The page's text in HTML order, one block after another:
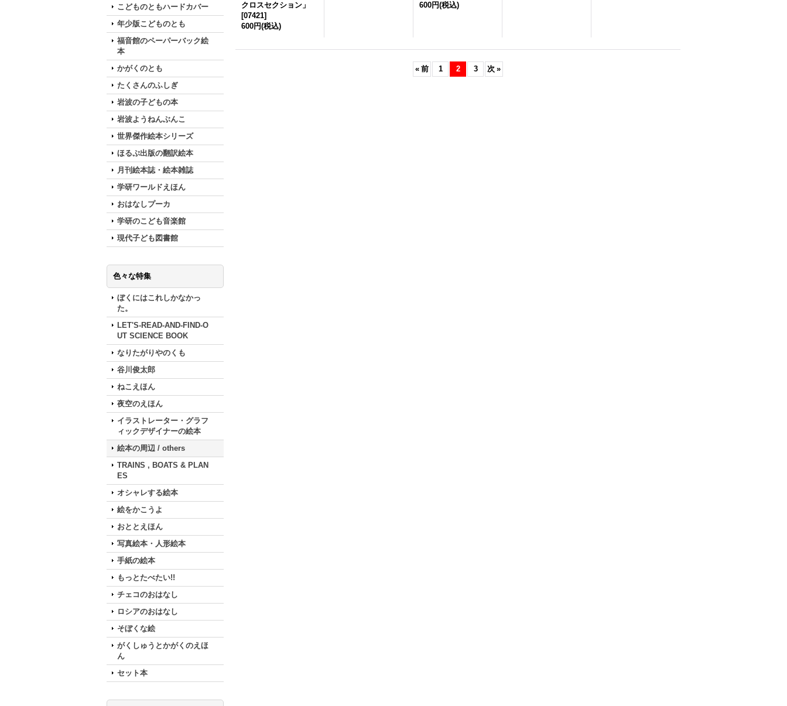
こどものともハードカバー
年少版こどものとも
福音館のペーパーバック絵
本
かがくのとも
たくさんのふしぎ
岩波の子どもの本
岩波ようねんぶんこ
世界傑作絵本シリーズ
ほるぷ出版の翻訳絵本
月刊絵本誌・絵本雑誌
学研ワールドえほん
おはなしプーカ
学研のこども音楽館
現代子ども図書館
色々な特集
ぼくにはこれしかなかっ
た。
LET'S-READ-AND-FIND-O
UT SCIENCE BOOK
なりたがりやのくも
谷川俊太郎
ねこえほん
夜空のえほん
イラストレーター・グラフ
ィックデザイナーの絵本
絵本の周辺 / others
TRAINS , BOATS & PLAN
ES
オシャレする絵本
絵をかこうよ
おととえほん
写真絵本・人形絵本
手紙の絵本
もっとたべたい!!
チェコのおはなし
ロシアのおはなし
そぼくな絵
がくしゅうとかがくのえほ
ん
セット本
クロスセクション」
[07421]
600円(税込)
600円(税込)
« 前 1 2 3 次 »